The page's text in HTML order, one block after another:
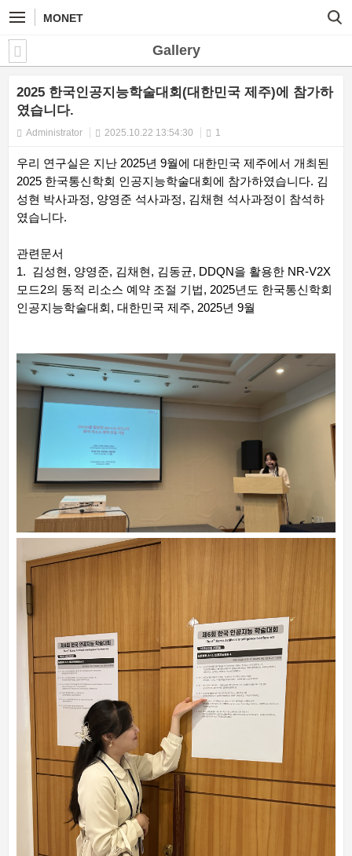
MONET
Gallery
2025 한국인공지능학술대회(대한민국 제주)에 참가하
였습니다.
Administrator 2025.10.22 13:54:30 1
우리 연구실은 지난 2025년 9월에 대한민국 제주에서 개최된
2025 한국통신학회 인공지능학술대회에 참가하였습니다. 김
성현 박사과정, 양영준 석사과정, 김채현 석사과정이 참석하
였습니다.
관련문서
1. 김성현, 양영준, 김채현, 김동균, DDQN을 활용한 NR-V2X
모드2의 동적 리소스 예약 조절 기법, 2025년도 한국통신학회
인공지능학술대회, 대한민국 제주, 2025년 9월